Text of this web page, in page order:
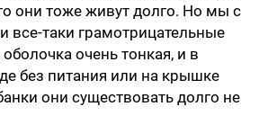
они тоже живут долго. Но мы с
все-таки грамотрицательные
очень тонкая, и в
без питания или на крышке
они существовать долго не